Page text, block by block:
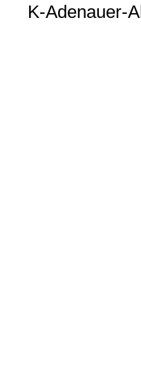
K-Adenauer-